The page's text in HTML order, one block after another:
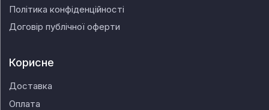
Політика конфіденційності
Договір публічної оферти
Корисне
Доставка
Оплата